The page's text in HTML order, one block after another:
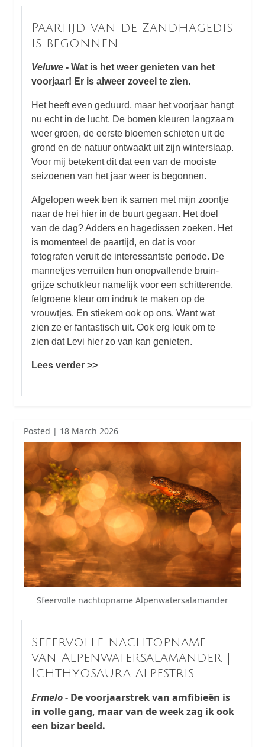
Paartijd van de Zandhagedis
is begonnen.
Veluwe - Wat is het weer genieten van het
voorjaar! Er is alweer zoveel te zien.
Het heeft even geduurd, maar het voorjaar hangt
nu echt in de lucht. De bomen kleuren langzaam
weer groen, de eerste bloemen schieten uit de
grond en de natuur ontwaakt uit zijn winterslaap.
Voor mij betekent dit dat een van de mooiste
seizoenen van het jaar weer is begonnen.
Afgelopen week ben ik samen met mijn zoontje
naar de hei hier in de buurt gegaan. Het doel
van de dag? Adders en hagedissen zoeken. Het
is momenteel de paartijd, en dat is voor
fotografen veruit de interessantste periode. De
mannetjes verruilen hun onopvallende bruin-
grijze schutkleur namelijk voor een schitterende,
felgroene kleur om indruk te maken op de
vrouwtjes. En stiekem ook op ons. Want wat
zien ze er fantastisch uit. Ook erg leuk om te
zien dat Levi hier zo van kan genieten.
Lees verder >>
Posted | 18 March 2026
Sfeervolle nachtopname Alpenwatersalamander
Sfeervolle nachtopname
van Alpenwatersalamander |
Ichthyosaura alpestris.
Ermelo- De voorjaarstrek van amfibieën is
in volle gang, maar van de week zag ik ook
een bizar beeld.